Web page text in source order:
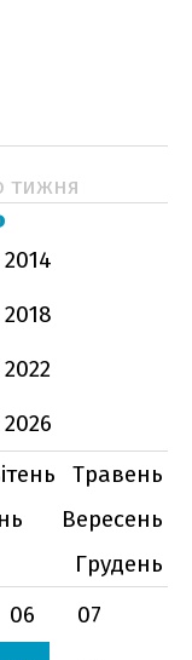
тижня
2014
2018
2022
2026
Травень
Вересень
Грудень
06
07